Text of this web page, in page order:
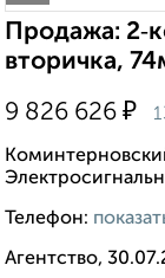
Продажа:
вторичка,
9 826 626 ₽
Телефон:
Агентство,